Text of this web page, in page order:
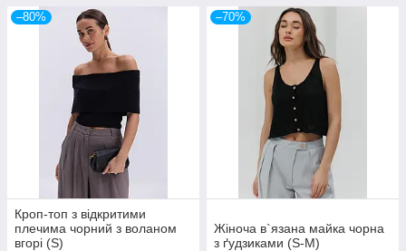
–80%
Кроп-топ з відкритими
плечима чорний з воланом
вгорі (S)
–70%
Жіноча в`язана майка чорна
з ґудзиками (S-M)